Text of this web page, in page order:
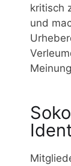
kritisch
und